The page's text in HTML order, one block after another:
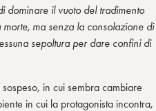
dominare il vuoto del tradimento
ma senza la consolazione di
sepoltura per dare confini di
in cui sembra cambiare
in cui la protagonista incontra,